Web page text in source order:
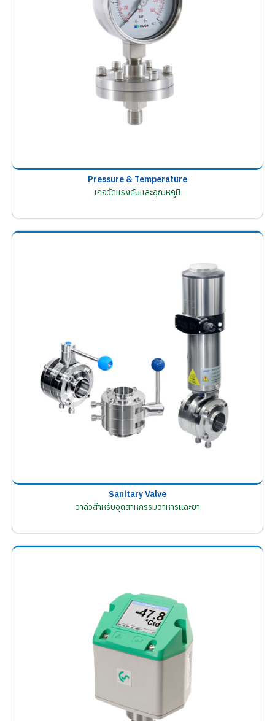
Pressure & Temperature
เกจวัดแรงดันและอุณหภูมิ
Sanitary Valve
วาล์วสำหรับอุตสาหกรรมอาหารและยา